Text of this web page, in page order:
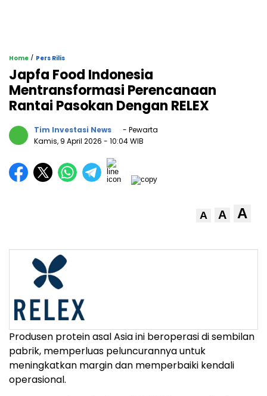
Home / Pers Rilis
Japfa Food Indonesia
Mentransformasi Perencanaan
Rantai Pasokan Dengan RELEX
Tim Investasi News
- Pewarta
Kamis, 9 April 2026 - 10:04 WIB
A A A
Produsen protein asal Asia ini beroperasi di sembilan
pabrik, memperluas peluncurannya untuk
meningkatkan margin dan memperbaiki kendali
operasional.